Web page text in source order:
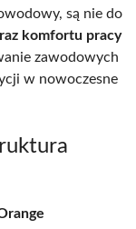
są nie do
komfortu pracy
zawodowych
w nowoczesne